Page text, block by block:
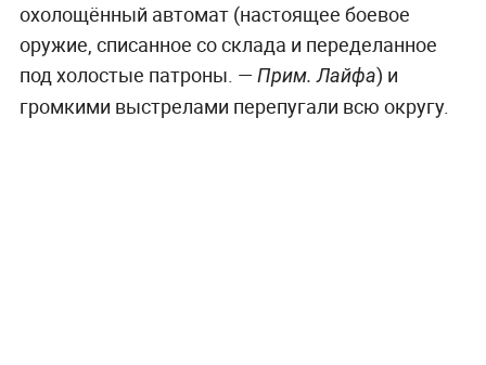
охолощённый автомат (настоящее боевое
оружие, списанное со склада и переделанное
под холостые патроны. — Прим. Лайфа) и
громкими выстрелами перепугали всю округу.